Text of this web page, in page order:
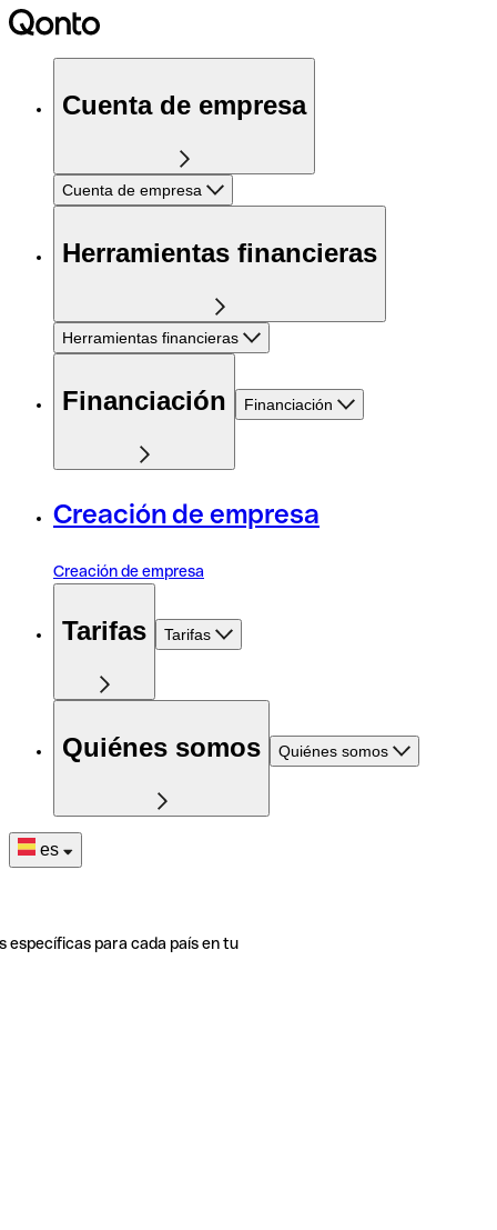
Cuenta de empresa
Cuenta de empresa
Herramientas financieras
Herramientas financieras
Financiación Financiación
Creación de empresa
Creación de empresa
Tarifas Tarifas
Quiénes somos Quiénes somos
es
específicas para cada país en tu